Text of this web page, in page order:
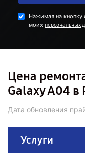
Нажимая на кнопку
моих персональных
Цена
Galaxy A04
Дата обновления
Услуги